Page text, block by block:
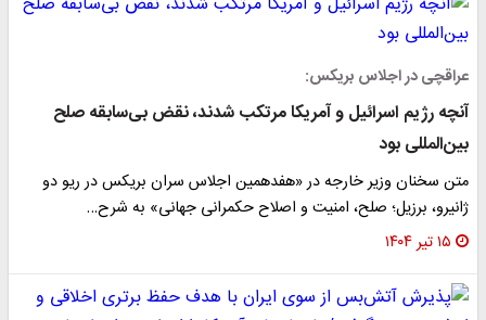
عراقچی در اجلاس بریکس:
آنچه رژیم اسرائیل و آمریکا مرتکب شدند، نقض بی‌سابقه صلح
بین‌المللی بود
متن سخنان وزیر خارجه در «هفدهمین اجلاس سران بریکس در ریو دو
ژانیرو، برزیل؛ صلح، امنیت و اصلاح حکمرانی جهانی» به شرح…
۱۵ تیر ۱۴۰۴